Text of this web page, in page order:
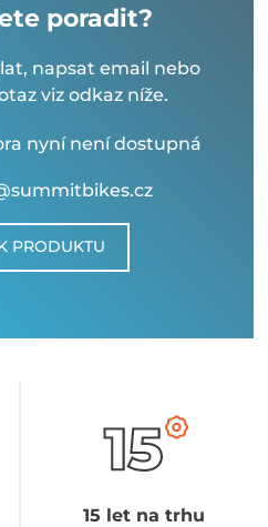
poradit?
napsat email nebo
viz odkaz níže.
nyní není dostupná
PRODUKTU
15 let na trhu